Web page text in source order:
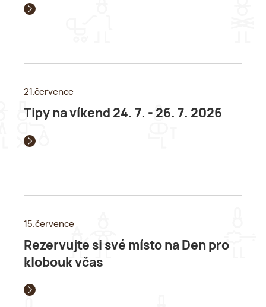
21.července
Tipy na víkend 24. 7. - 26. 7. 2026
15.července
Rezervujte si své místo na Den pro
klobouk včas